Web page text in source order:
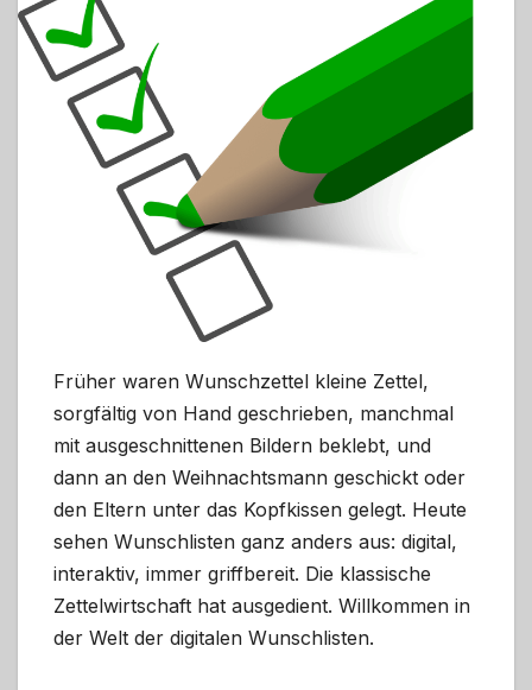
Früher waren Wunschzettel kleine Zettel,
sorgfältig von Hand geschrieben, manchmal
mit ausgeschnittenen Bildern beklebt, und
dann an den Weihnachtsmann geschickt oder
den Eltern unter das Kopfkissen gelegt. Heute
sehen Wunschlisten ganz anders aus: digital,
interaktiv, immer griffbereit. Die klassische
Zettelwirtschaft hat ausgedient. Willkommen in
der Welt der digitalen Wunschlisten.